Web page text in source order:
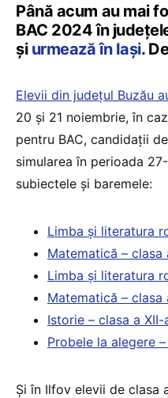
Până acum au mai
BAC 2024 în
și urmează în Iași.
Elevii din județul Buzău
20 și 21 noiembrie, în
pentru BAC, candidații
simularea în perioada
subiectele și baremele:
Limba și literatura
Matematică – clasa
Limba și literatura
Matematică – clasa
Istorie – clasa a XII-
Probele la alegere
Și în Ilfov elevii de clasa